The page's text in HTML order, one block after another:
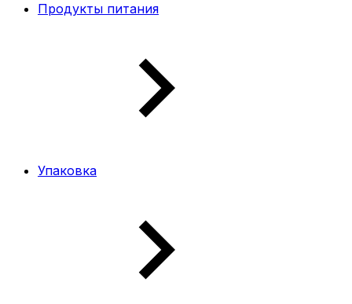
Продукты питания
Упаковка